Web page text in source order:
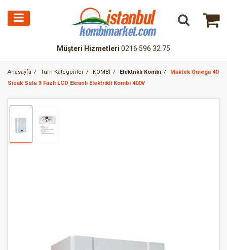
Müşteri Hizmetleri 0216 596 32 75
Anasayfa Tüm Kategoriler KOMBİ Elektrikli Kombi
Maktek Omega 40
Sıcak Sulu 3 Fazlı LCD Ekranlı Elektrikli Kombi 400V